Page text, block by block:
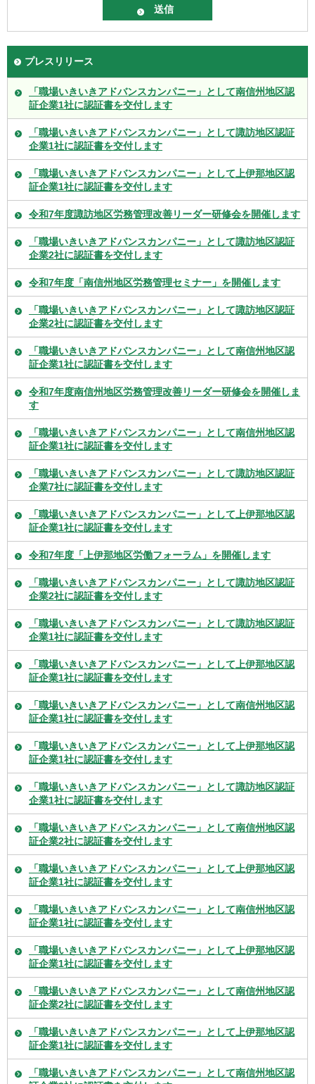
プレスリリース
「職場いきいきアドバンスカンパニー」として南信州地区認
証企業1社に認証書を交付します
「職場いきいきアドバンスカンパニー」として諏訪地区認証
企業1社に認証書を交付します
「職場いきいきアドバンスカンパニー」として上伊那地区認
証企業1社に認証書を交付します
令和7年度諏訪地区労務管理改善リーダー研修会を開催します
「職場いきいきアドバンスカンパニー」として諏訪地区認証
企業2社に認証書を交付します
令和7年度「南信州地区労務管理セミナー」を開催します
「職場いきいきアドバンスカンパニー」として諏訪地区認証
企業2社に認証書を交付します
「職場いきいきアドバンスカンパニー」として南信州地区認
証企業1社に認証書を交付します
令和7年度南信州地区労務管理改善リーダー研修会を開催しま
す
「職場いきいきアドバンスカンパニー」として南信州地区認
証企業1社に認証書を交付します
「職場いきいきアドバンスカンパニー」として諏訪地区認証
企業7社に認証書を交付します
「職場いきいきアドバンスカンパニー」として上伊那地区認
証企業1社に認証書を交付します
令和7年度「上伊那地区労働フォーラム」を開催します
「職場いきいきアドバンスカンパニー」として諏訪地区認証
企業2社に認証書を交付します
「職場いきいきアドバンスカンパニー」として諏訪地区認証
企業1社に認証書を交付します
「職場いきいきアドバンスカンパニー」として上伊那地区認
証企業1社に認証書を交付します
「職場いきいきアドバンスカンパニー」として南信州地区認
証企業1社に認証書を交付します
「職場いきいきアドバンスカンパニー」として上伊那地区認
証企業1社に認証書を交付します
「職場いきいきアドバンスカンパニー」として諏訪地区認証
企業1社に認証書を交付します
「職場いきいきアドバンスカンパニー」として南信州地区認
証企業2社に認証書を交付します
「職場いきいきアドバンスカンパニー」として上伊那地区認
証企業1社に認証書を交付します
「職場いきいきアドバンスカンパニー」として南信州地区認
証企業1社に認証書を交付します
「職場いきいきアドバンスカンパニー」として上伊那地区認
証企業1社に認証書を交付します
「職場いきいきアドバンスカンパニー」として南信州地区認
証企業2社に認証書を交付します
「職場いきいきアドバンスカンパニー」として上伊那地区認
証企業1社に認証書を交付します
「職場いきいきアドバンスカンパニー」として南信州地区認